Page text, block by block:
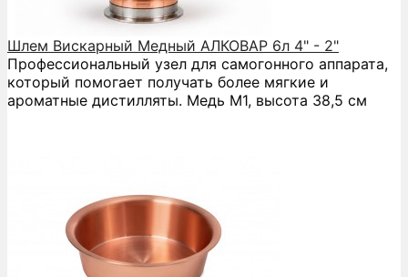
Шлем Вискарный Медный АЛКОВАР 6л 4" - 2"
Профессиональный узел для самогонного аппарата,
который помогает получать более мягкие и
ароматные дистилляты. Медь М1, высота 38,5 см